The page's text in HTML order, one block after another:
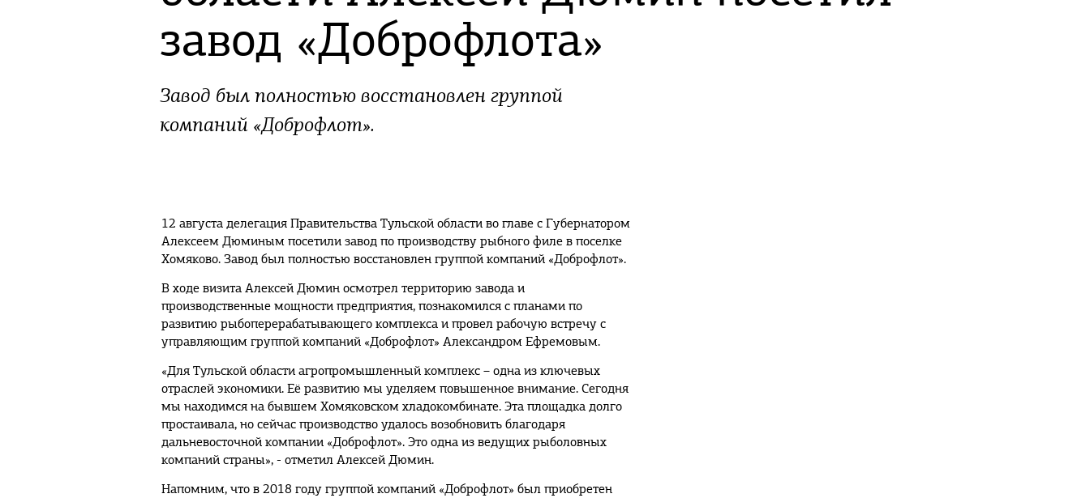
завод «Доброфлота»
Завод был полностью восстановлен группой
компаний «Доброфлот».
12 августа делегация Правительства Тульской области во главе с Губернатором
Алексеем Дюминым посетили завод по производству рыбного филе в поселке
Хомяково. Завод был полностью восстановлен группой компаний «Доброфлот».
В ходе визита Алексей Дюмин осмотрел территорию завода и
производственные мощности предприятия, познакомился с планами по
развитию рыбоперерабатывающего комплекса и провел рабочую встречу с
управляющим группой компаний «Доброфлот» Александром Ефремовым.
«Для Тульской области агропромышленный комплекс – одна из ключевых
отраслей экономики. Её развитию мы уделяем повышенное внимание. Сегодня
мы находимся на бывшем Хомяковском хладокомбинате. Эта площадка долго
простаивала, но сейчас производство удалось возобновить благодаря
дальневосточной компании «Доброфлот». Это одна из ведущих рыболовных
компаний страны», - отметил Алексей Дюмин.
Напомним, что в 2018 году группой компаний «Доброфлот» был приобретен